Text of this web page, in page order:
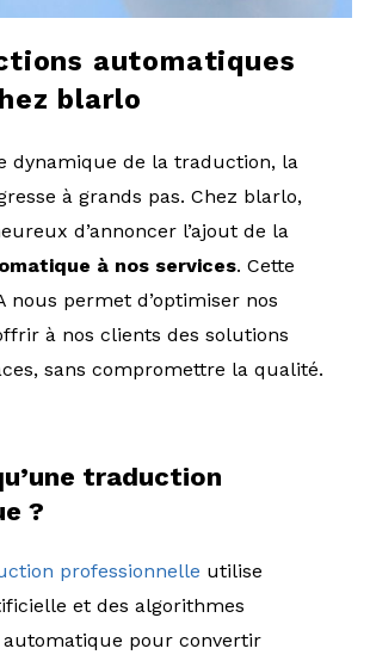
automatiques
blarlo
dynamique de la traduction, la
à grands pas. Chez blarlo,
d’annoncer l’ajout de la
à nos services. Cette
nous permet d’optimiser nos
à nos clients des solutions
sans compromettre la qualité.
traduction
?
professionnelle utilise
et des algorithmes
automatique pour convertir